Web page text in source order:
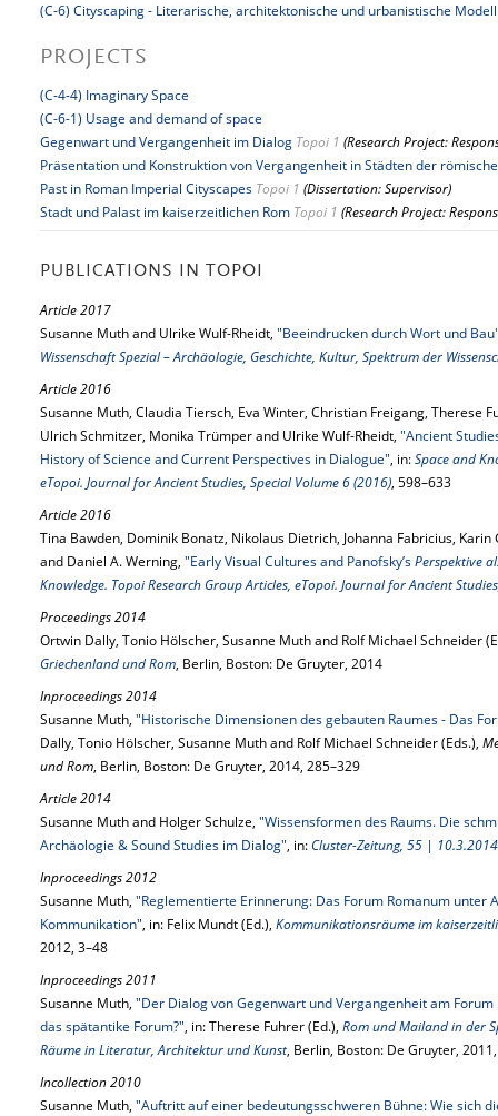
(C-6) Cityscaping - Literarische, architektonische und urbanistische
PROJECTS
(C-4-4) Imaginary Space
(C-6-1) Usage and demand of space
Gegenwart und Vergangenheit im Dialog Topoi 1 (Research Project:
Präsentation und Konstruktion von Vergangenheit in Städten der
Past in Roman Imperial Cityscapes Topoi 1 (Dissertation: Supervisor)
Stadt und Palast im kaiserzeitlichen Rom Topoi 1 (Research Project:
PUBLICATIONS IN TOPOI
Article 2017
Susanne Muth and Ulrike Wulf-Rheidt, "Beeindrucken durch Wort und
Wissenschaft Spezial – Archäologie, Geschichte, Kultur, Spektrum der
Article 2016
Susanne Muth, Claudia Tiersch, Eva Winter, Christian Freigang, Therese
Ulrich Schmitzer, Monika Trümper and Ulrike Wulf-Rheidt, "Ancient
History of Science and Current Perspectives in Dialogue", in:Space and
eTopoi. Journal for Ancient Studies, Special Volume 6 (2016), 598–633
Article 2016
Tina Bawden, Dominik Bonatz, Nikolaus Dietrich, Johanna Fabricius,
and Daniel A. Werning, "Early Visual Cultures and Panofsky’sPerspektive
Knowledge. Topoi Research Group Articles, eTopoi. Journal for Ancient
Proceedings 2014
Ortwin Dally, Tonio Hölscher, Susanne Muth and Rolf Michael Schneider
Griechenland und Rom, Berlin, Boston: De Gruyter, 2014
Inproceedings 2014
Susanne Muth, "Historische Dimensionen des gebauten Raumes - Das
Dally, Tonio Hölscher, Susanne Muth and Rolf Michael Schneider (Eds.),
und Rom, Berlin, Boston: De Gruyter, 2014, 285–329
Article 2014
Susanne Muth and Holger Schulze, "Wissensformen des Raums. Die
Archäologie & Sound Studies im Dialog", in:Cluster-Zeitung, 55 |
Inproceedings 2012
Susanne Muth, "Reglementierte Erinnerung: Das Forum Romanum unter
Kommunikation", in: Felix Mundt (Ed.), Kommunikationsräume im
2012, 3–48
Inproceedings 2011
Susanne Muth, "Der Dialog von Gegenwart und Vergangenheit am
das spätantike Forum?", in: Therese Fuhrer (Ed.), Rom und Mailand in der
Räume in Literatur, Architektur und Kunst, Berlin, Boston: De Gruyter,
Incollection 2010
Susanne Muth, "Auftritt auf einer bedeutungsschweren Bühne: Wie sich